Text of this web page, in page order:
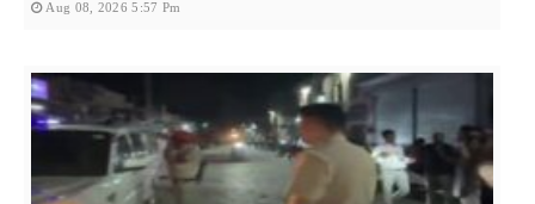
Aug 08, 2026 5:57 Pm